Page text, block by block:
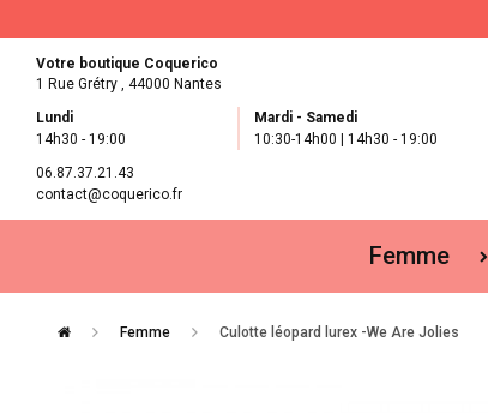
Votre boutique Coquerico
1 Rue Grétry , 44000 Nantes
Lundi
14h30 - 19:00
Mardi - Samedi
10:30-14h00 | 14h30 - 19:00
06.87.37.21.43
contact@coquerico.fr
Femme
Femme Culotte léopard lurex -We Are Jolies